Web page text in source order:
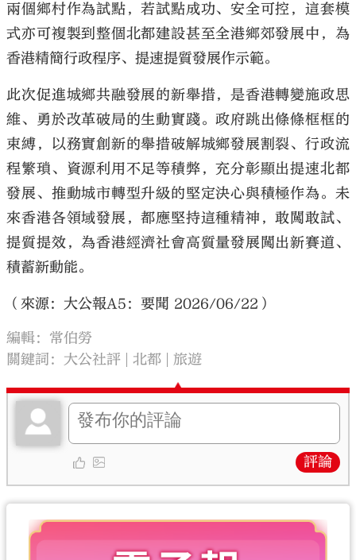
兩個鄉村作為試點，若試點成功、安全可控，這套模
式亦可複製到整個北都建設甚至全港鄉郊發展中，為
香港精簡行政程序、提速提質發展作示範。
此次促進城鄉共融發展的新舉措，是香港轉變施政思
維、勇於改革破局的生動實踐。政府跳出條條框框的
束縛，以務實創新的舉措破解城鄉發展割裂、行政流
程繁瑣、資源利用不足等積弊，充分彰顯出提速北都
發展、推動城市轉型升級的堅定決心與積極作為。未
來香港各領域發展，都應堅持這種精神，敢闖敢試、
提質提效，為香港經濟社會高質量發展闖出新賽道、
積蓄新動能。
（來源：大公報A5：要聞 2026/06/22）
編輯：常伯勞
關鍵詞： 大公社評 北都 旅遊
評論